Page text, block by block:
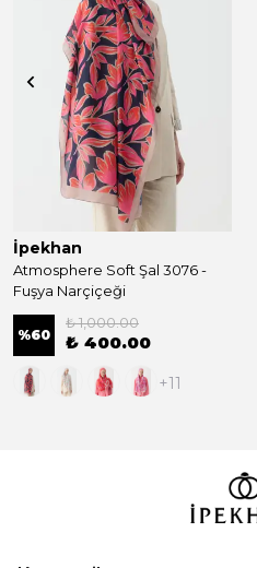
İpekhan
Atmosphere Soft Şal 3076 -
Fuşya Narçiçeği
%60
₺ 1,000.00
₺ 400.00
+11